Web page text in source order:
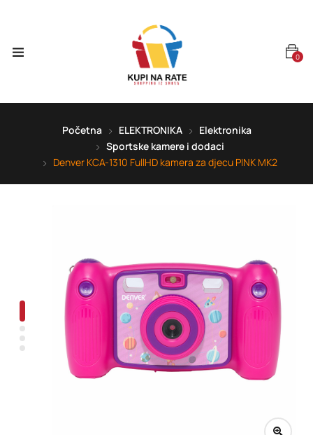
0
Početna ELEKTRONIKA
Elektronika
Sportske kamere i dodaci
Denver KCA-1310 FullHD kamera za djecu PINK MK2